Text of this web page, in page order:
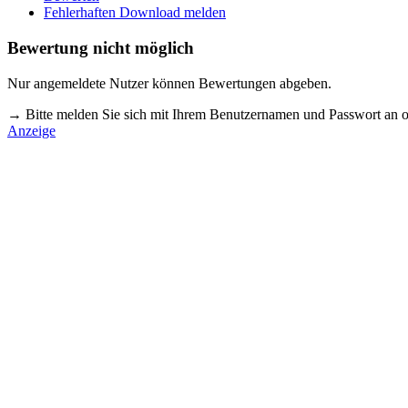
Fehlerhaften Download melden
Bewertung nicht möglich
Nur angemeldete Nutzer können Bewertungen abgeben.
→ Bitte melden Sie sich mit Ihrem Benutzernamen und Passwort an
Anzeige